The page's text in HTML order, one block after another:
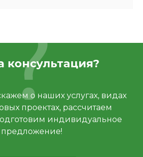
консультация?
о наших услугах, видах
проектах, рассчитаем
индивидуальное
предложение!